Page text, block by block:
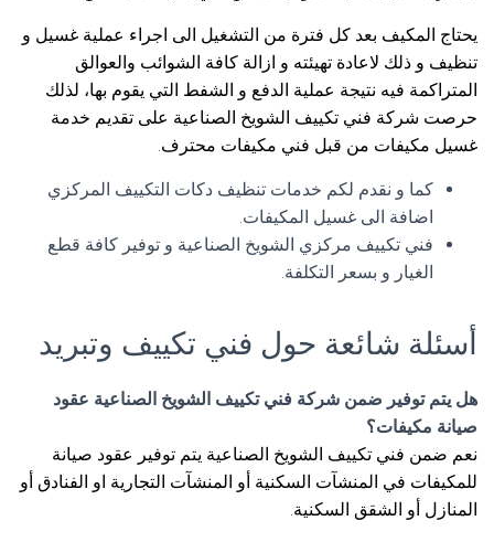
يحتاج المكيف بعد كل فترة من التشغيل الى اجراء عملية غسيل و
تنظيف و ذلك لاعادة تهيئته و ازالة كافة الشوائب والعوالق
المتراكمة فيه نتيجة عملية الدفع و الشفط التي يقوم بها، لذلك
حرصت شركة فني تكييف الشويخ الصناعية على تقديم خدمة
غسيل مكيفات من قبل فني مكيفات محترف.
كما و نقدم لكم خدمات تنظيف دكات التكييف المركزي
اضافة الى غسيل المكيفات.
فني تكييف مركزي الشويخ الصناعية و توفير كافة قطع
الغيار و بسعر التكلفة.
أسئلة شائعة حول فني تكييف وتبريد
هل يتم توفير ضمن شركة فني تكييف الشويخ الصناعية عقود
صيانة مكيفات؟
نعم ضمن فني تكييف الشويخ الصناعية يتم توفير عقود صيانة
للمكيفات في المنشآت السكنية أو المنشآت التجارية او الفنادق أو
المنازل أو الشقق السكنية.